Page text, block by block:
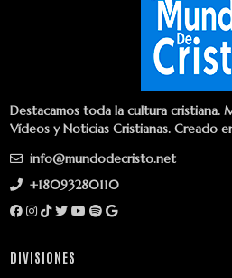
Destacamos toda la cultura cristiana.
Vídeos y Noticias Cristianas. Creado
info@mundodecristo.net
+18093280110
DIVISIONES